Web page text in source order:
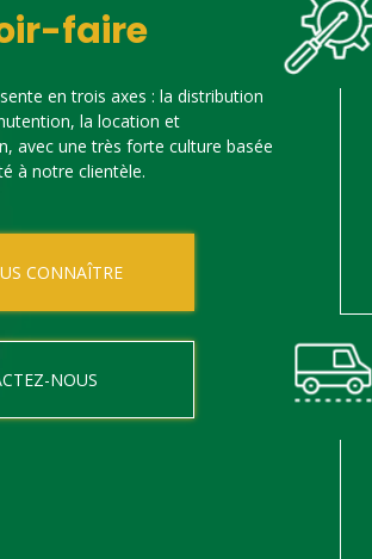
faire
en trois axes : la distribution
la location et
avec une très forte culture basée
à notre clientèle.
CONNAÎTRE
NOUS